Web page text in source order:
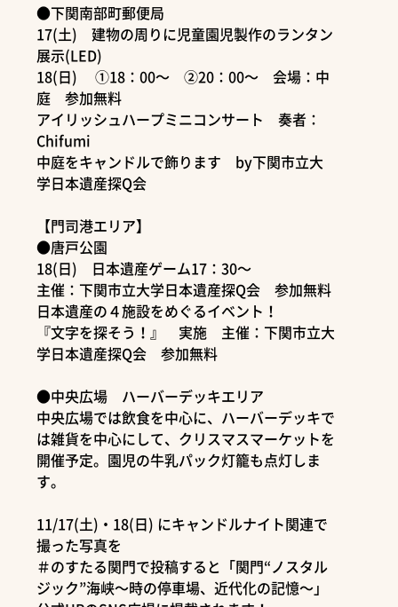
●下関南部町郵便局
17(土) 建物の周りに児童園児製作のランタン
展示(LED)
18(日) ①18：00～ ②20：00～ 会場：中
庭 参加無料
アイリッシュハープミニコンサート 奏者：
Chifumi
中庭をキャンドルで飾ります by下関市立大
学日本遺産探Q会
【門司港エリア】
●唐戸公園
18(日) 日本遺産ゲーム17：30～
主催：下関市立大学日本遺産探Q会 参加無料
日本遺産の４施設をめぐるイベント！
『文字を探そう！』 実施 主催：下関市立大
学日本遺産探Q会 参加無料
●中央広場 ハーバーデッキエリア
中央広場では飲食を中心に、ハーバーデッキで
は雑貨を中心にして、クリスマスマーケットを
開催予定。園児の牛乳パック灯籠も点灯しま
す。
11/17(土)・18(日) にキャンドルナイト関連で
撮った写真を
＃のすたる関門で投稿すると「関門“ノスタル
ジック”海峡～時の停車場、近代化の記憶～」